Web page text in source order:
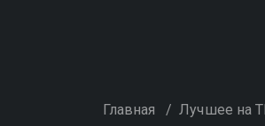
Главная / Лучшее на